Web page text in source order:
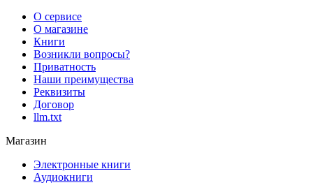
О сервисе
О магазине
Книги
Возникли вопросы?
Приватность
Наши преимущества
Реквизиты
Договор
llm.txt
Магазин
Электронные книги
Аудиокниги